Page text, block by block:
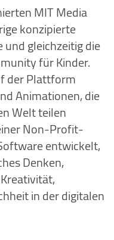
MIT Media
konzipierte
gleichzeitig die
für Kinder.
der Plattform
Animationen, die
Welt teilen
Non-Profit-
entwickelt,
Denken,
in der digitalen